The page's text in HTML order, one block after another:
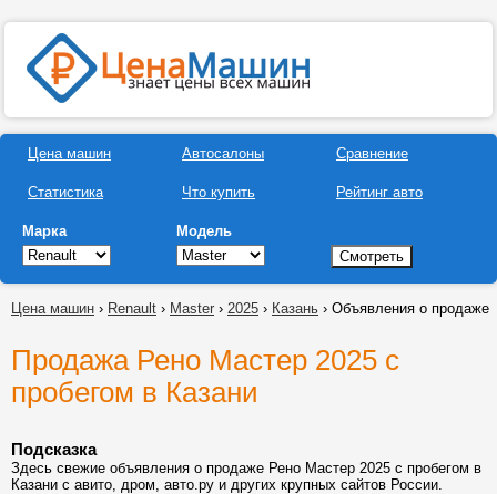
Цена машин
Статистика
Автосалоны
Что купить
Сравнение
Рейтинг авто
Марка Модель
Цена машин › Renault › Master › 2025 › Казань › Объявления о продаже
Продажа Рено Мастер 2025 с
пробегом в Казани
Подсказка
Здесь свежие объявления о продаже Рено Мастер 2025 с пробегом в
Казани с авито, дром, авто.ру и других крупных сайтов России.